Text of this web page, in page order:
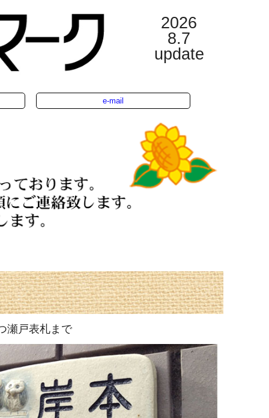
2026
8.7
update
e-mail
瀬戸表札まで